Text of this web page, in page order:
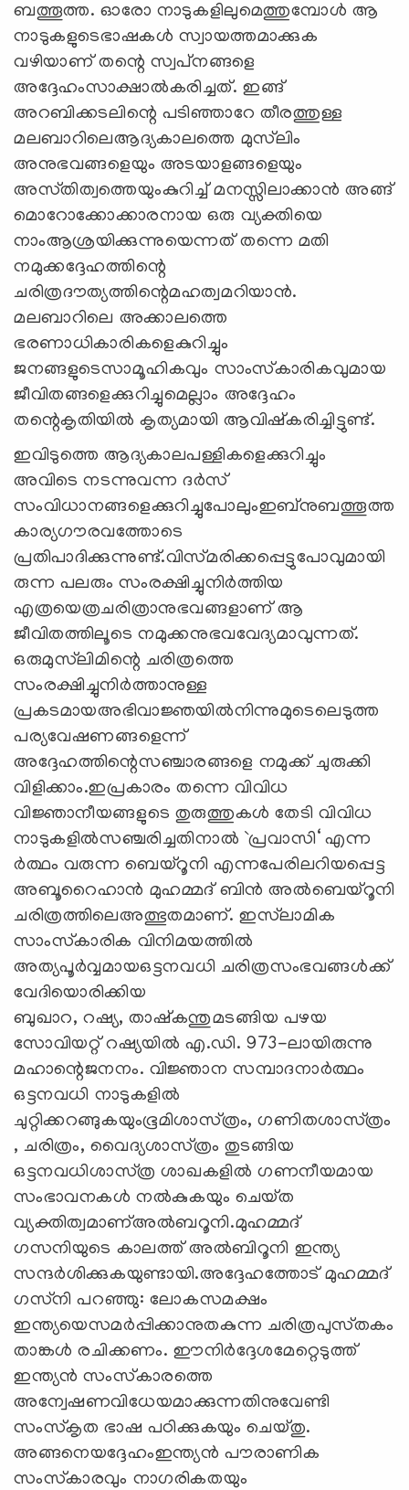
ബത്തൂത്ത. ഓരോ നാടുകളിലുമെത്തുമ്പോള്‍ ആ
നാടുകളുടെഭാഷകള്‍ സ്വായത്തമാക്കുക
വഴിയാണ്‌ തന്റെ സ്വപ്‌നങ്ങളെ
അദ്ദേഹംസാക്ഷാല്‍കരിച്ചത്‌. ഇങ്ങ്‌
അറബിക്കടലിന്റെ പടിഞ്ഞാറേ തീരത്തുള്ള
മലബാറിലെആദ്യകാലത്തെ മുസ്‌ലിം
അനുഭവങ്ങളെയും അടയാളങ്ങളെയും
അസ്‌തിത്വത്തെയുംകുറിച്ച്‌ മനസ്സിലാക്കാന്‍ അങ്ങ്‌
മൊറോക്കോക്കാരനായ ഒരു വ്യക്തിയെ
നാംആശ്രയിക്കുന്നുയെന്നത്‌ തന്നെ മതി
നമുക്കദ്ദേഹത്തിന്റെ
ചരിത്രദൗത്യത്തിന്റെമഹത്വമറിയാന്‍.
മലബാറിലെ അക്കാലത്തെ
ഭരണാധികാരികളെകുറിച്ചും
ജനങ്ങളുടെസാമൂഹികവും സാംസ്‌കാരികവുമായ
ജീവിതങ്ങളെക്കുറിച്ചുമെല്ലാം അദ്ദേഹം
തന്റെകൃതിയില്‍ കൃത്യമായി ആവിഷ്‌കരിച്ചിട്ടുണ്ട്‌.
ഇവിടുത്തെ ആദ്യകാലപള്ളികളെക്കുറിച്ചും
അവിടെ നടന്നുവന്ന ദര്‍സ്‌
സംവിധാനങ്ങളെക്കുറിച്ചുപോലുംഇബ്‌നുബത്തൂത്ത
കാര്യഗൗരവത്തോടെ
പ്രതിപാദിക്കുന്നുണ്ട്‌.വിസ്‌മരിക്കപ്പെട്ടുപോവുമായി
രുന്ന പലരും സംരക്ഷിച്ചുനിര്‍ത്തിയ
എത്രയെത്രചരിത്രാനുഭവങ്ങളാണ്‌ ആ
ജീവിതത്തിലൂടെ നമുക്കനുഭവവേദ്യമാവുന്നത്‌.
ഒരുമുസ്‌ലിമിന്റെ ചരിത്രത്തെ
സംരക്ഷിച്ചുനിര്‍ത്താനുള്ള
പ്രകടമായഅഭിവാജ്ഞയില്‍നിന്നുമുടെലെടുത്ത
പര്യവേഷണങ്ങളെന്ന്‌
അദ്ദേഹത്തിന്റെസഞ്ചാരങ്ങളെ നമുക്ക്‌ ചുരുക്കി
വിളിക്കാം.ഇപ്രകാരം തന്നെ വിവിധ
വിജ്ഞാനീയങ്ങളുടെ തുരുത്തുകള്‍ തേടി വിവിധ
നാടുകളില്‍സഞ്ചരിച്ചതിനാല്‍ `പ്രവാസി‘ എന്ന
ര്‍ത്ഥം വരുന്ന ബെയ്‌റൂനി എന്നപേരിലറിയപ്പെട്ട
അബൂറൈഹാന്‍ മുഹമ്മദ്‌ ബിന്‍ അല്‍ബെയ്‌റൂനി
ചരിത്രത്തിലെഅത്ഭുതമാണ്‌. ഇസ്‌ലാമിക
സാംസ്‌കാരിക വിനിമയത്തില്‍
അത്യപൂര്‍വ്വമായഒട്ടനവധി ചരിത്രസംഭവങ്ങള്‍ക്ക്‌
വേദിയൊരിക്കിയ
ബുഖാറ, റഷ്യ, താഷ്‌കന്തുമടങ്ങിയ പഴയ
സോവിയറ്റ്‌ റഷ്യയില്‍ എ.ഡി. 973-ലായിരുന്നു
മഹാന്റെജനനം. വിജ്ഞാന സമ്പാദനാര്‍ത്ഥം
ഒട്ടനവധി നാടുകളില്‍
ചുറ്റിക്കറങ്ങുകയുംഭൂമിശാസ്‌ത്രം, ഗണിതശാസ്‌ത്രം
, ചരിത്രം, വൈദ്യശാസ്‌ത്രം തുടങ്ങിയ
ഒട്ടനവധിശാസ്‌ത്ര ശാഖകളില്‍ ഗണനീയമായ
സംഭാവനകള്‍ നല്‍കുകയും ചെയ്‌ത
വ്യക്തിത്വമാണ്‌അല്‍ബറൂനി.മുഹമ്മദ്‌
ഗസനിയുടെ കാലത്ത്‌ അല്‍ബിറൂനി ഇന്ത്യ
സന്ദര്‍ശിക്കുകയുണ്ടായി.അദ്ദേഹത്തോട്‌ മുഹമ്മദ്‌
ഗസ്‌നി പറഞ്ഞു: ലോകസമക്ഷം
ഇന്ത്യയെസമര്‍പ്പിക്കാനുതകുന്ന ചരിത്രപുസ്‌തകം
താങ്കള്‍ രചിക്കണം. ഈനിര്‍ദ്ദേശമേറ്റെടുത്ത്‌
ഇന്ത്യന്‍ സംസ്‌കാരത്തെ
അന്വേഷണവിധേയമാക്കുന്നതിനുവേണ്ടി
സംസ്‌കൃത ഭാഷ പഠിക്കുകയും ചെയ്‌തു.
അങ്ങനെയദ്ദേഹംഇന്ത്യന്‍ പൗരാണിക
സംസ്‌കാരവും നാഗരികതയും